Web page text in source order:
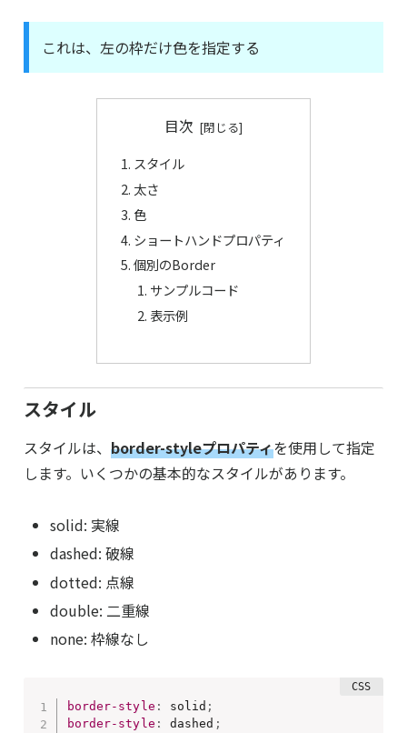
これは、左の枠だけ色を指定する
目次
スタイル
太さ
色
ショートハンドプロパティ
個別のBorder
サンプルコード
表示例
スタイル
スタイルは、 border-styleプロパティを使用して指定
します。いくつかの基本的なスタイルがあります。
solid: 実線
dashed: 破線
dotted: 点線
double: 二重線
none: 枠線なし
border-style : solid ;
border-style : dashed ;